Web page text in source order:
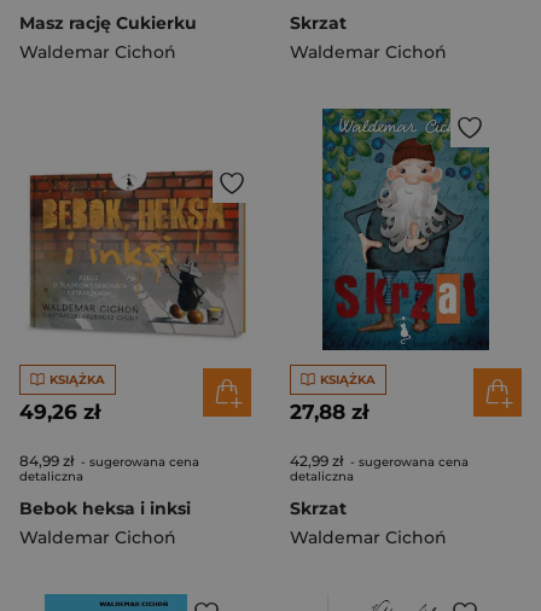
Masz rację Cukierku
Waldemar Cichoń
Skrzat
Waldemar Cichoń
KSIĄŻKA
49,26 zł
84,99 zł - sugerowana cena
detaliczna
Bebok heksa i inksi
Waldemar Cichoń
KSIĄŻKA
27,88 zł
42,99 zł - sugerowana cena
detaliczna
Skrzat
Waldemar Cichoń